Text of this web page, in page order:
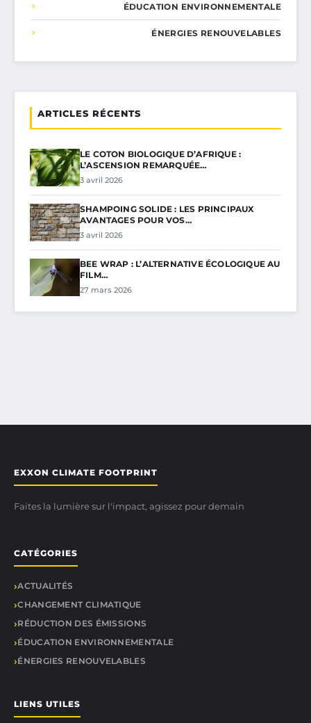
ÉDUCATION ENVIRONNEMENTALE
ÉNERGIES RENOUVELABLES
ARTICLES RÉCENTS
LE COTON BIOLOGIQUE D’AFRIQUE :
L’ASCENSION REMARQUÉE…
3 avril 2026
SHAMPOING SOLIDE : LES PRINCIPAUX
AVANTAGES POUR VOS…
3 avril 2026
BEE WRAP : L’ALTERNATIVE ÉCOLOGIQUE AU
FILM…
27 mars 2026
EXXON CLIMATE FOOTPRINT
Faites la lumière sur l'impact, agissez pour demain
CATÉGORIES
ACTUALITÉS
CHANGEMENT CLIMATIQUE
RÉDUCTION DES ÉMISSIONS
ÉDUCATION ENVIRONNEMENTALE
ÉNERGIES RENOUVELABLES
LIENS UTILES